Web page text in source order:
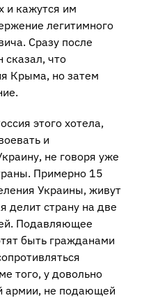
и кажутся им
легитимного
Сразу после
сказал, что
Крыма, но затем
этого хотела,
и
не говоря уже
Примерно 15
Украины, живут
делит страну на две
Подавляющее
быть гражданами
того, у довольно
армии, не подающей